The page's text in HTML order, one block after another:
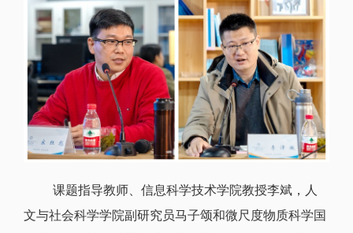
课题指导教师、 信息科学技术学院教授李斌，人
文与社会科学学院副研究员马子颂和微尺度物质科学国